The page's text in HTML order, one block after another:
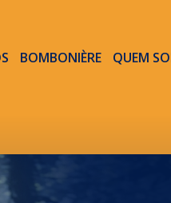
BOMBONIÈRE QUEM